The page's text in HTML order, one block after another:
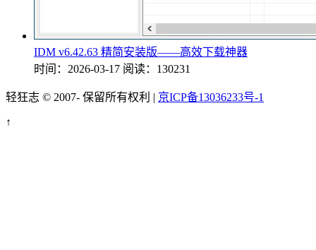
IDM v6.42.63 精简安装版——高效下载神器
时间：2026-03-17 阅读：130231
轻狂志 © 2007- 保留所有权利 | 京ICP备13036233号-1
↑